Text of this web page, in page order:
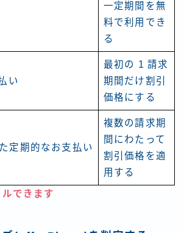
一定期間を無
料で利用でき
る
い
最初の 1 請求
期間だけ割引
価格にする
定期的なお支払い
複数の請求期
間にわたって
割引価格を適
用する
できます